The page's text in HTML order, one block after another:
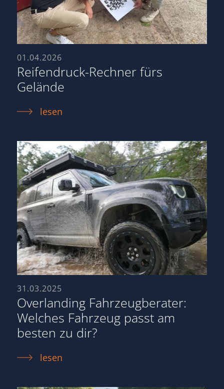
01.04.2026
Reifendruck-Rechner fürs
Gelände
lesen
31.03.2025
Overlanding Fahrzeugberater:
Welches Fahrzeug passt am
besten zu dir?
lesen